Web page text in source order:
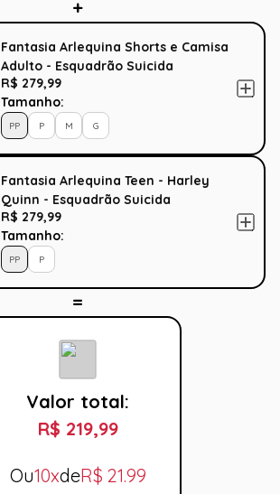
Fantasia Arlequina Shorts e Camisa
Adulto - Esquadrão Suicida
R$ 279,99
Tamanho:
PP P M G
Fantasia Arlequina Teen - Harley
Quinn - Esquadrão Suicida
R$ 279,99
Tamanho:
PP P
Valor total:
R$ 219,99
Ou10xdeR$ 21.99